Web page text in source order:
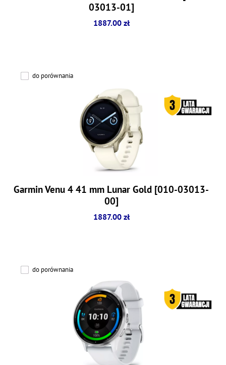
03013-01]
1887.00 zł
do porównania
Garmin Venu 4 41 mm Lunar Gold [010-03013-
00]
1887.00 zł
do porównania